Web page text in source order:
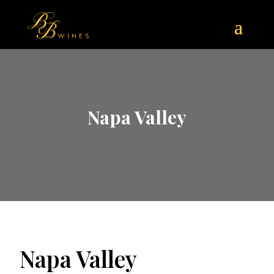
Napa Valley
Napa Valley